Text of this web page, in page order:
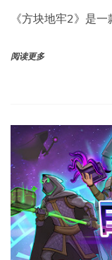
《方块地牢2》是
阅读更多